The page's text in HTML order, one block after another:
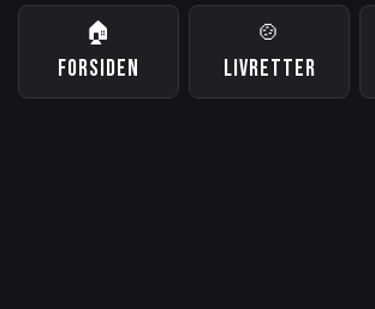
🏠
FORSIDEN
🍲
LIVRETTER